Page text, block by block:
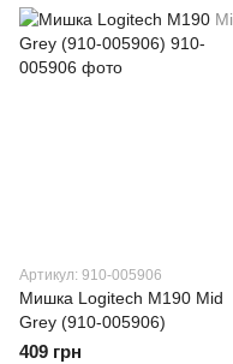
Артикул: 910-005906
Мишка Logitech M190 Mid
Grey (910-005906)
409 грн